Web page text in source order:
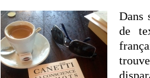
Dans
de